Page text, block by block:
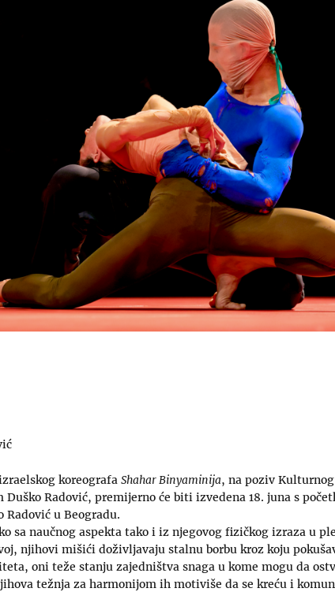
koreografa Shahar Binyaminija, na poziv
Radović, premijerno će biti izvedena 18. juna s
Radović u Beogradu.
sa naučnog aspekta tako i iz njegovog fizičkog izraza u
njihovi mišići doživljavaju stalnu borbu kroz koju
oni teže stanju zajedništva snaga u kome mogu da
težnja za harmonijom ih motiviše da se kreću i